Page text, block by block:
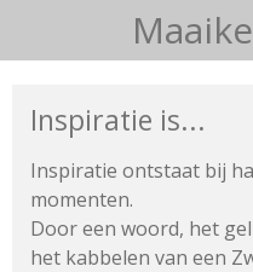
de
hoofdinhoud
Inspiratie is...
Inspiratie ontstaat bij
momenten.
Door een woord, het
het kabbelen van een